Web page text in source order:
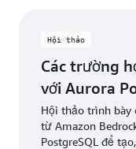
Hội thảo
Các trường
với Aurora
Hội thảo trình bày
từ Amazon
PostgreSQL để